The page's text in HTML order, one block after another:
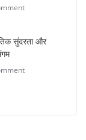
सुंदरता और
वॉकिंग